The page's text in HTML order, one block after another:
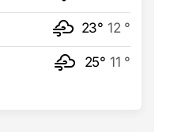
23° 12 °
25° 11 °